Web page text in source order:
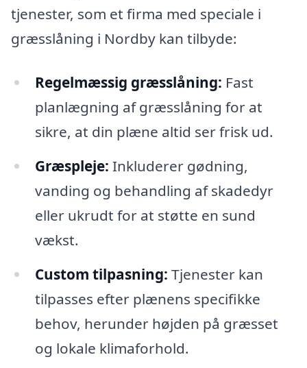
tjenester, som et firma med speciale i
græsslåning i Nordby kan tilbyde:
Regelmæssig græsslåning: Fast
planlægning af græsslåning for at
sikre, at din plæne altid ser frisk ud.
Græspleje: Inkluderer gødning,
vanding og behandling af skadedyr
eller ukrudt for at støtte en sund
vækst.
Custom tilpasning: Tjenester kan
tilpasses efter plænens specifikke
behov, herunder højden på græsset
og lokale klimaforhold.